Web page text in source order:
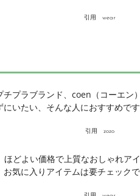
引用 wear
プラブランド、coen（コーエン
いたい、そんな人におすすめで
引用 zozo
どよい価格で上質なおしゃれア
気に入りアイテムは要チェック